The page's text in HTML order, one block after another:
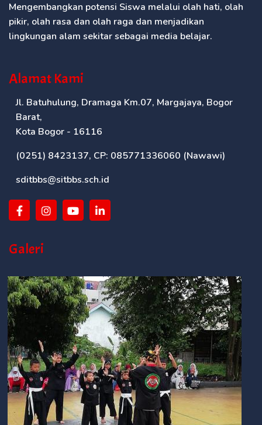
Mengembangkan potensi Siswa melalui olah hati, olah
pikir, olah rasa dan olah raga dan menjadikan
lingkungan alam sekitar sebagai media belajar.
Alamat Kami
Jl. Batuhulung, Dramaga Km.07, Margajaya, Bogor
Barat,
Kota Bogor - 16116
(0251) 8423137, CP: 085771336060 (Nawawi)
sditbbs@sitbbs.sch.id
Galeri